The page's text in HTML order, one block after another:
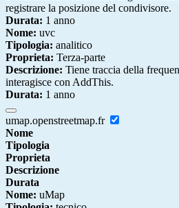
registrare la posizione del condivisore.
Durata: 1 anno
Nome: uvc
Tipologia: analitico
Proprieta: Terza-parte
Descrizione: Tiene traccia della
interagisce con AddThis.
Durata: 1 anno
umap.openstreetmap.fr
Nome
Tipologia
Proprieta
Descrizione
Durata
Nome: uMap